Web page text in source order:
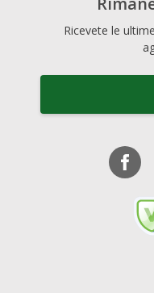
Ricevete le